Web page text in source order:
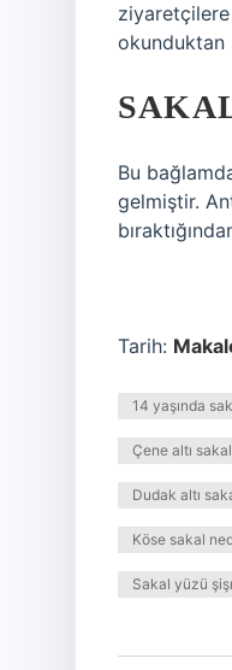
ziyaretçilere
okunduktan
Bu
gelmiştir.
Tarih:
14 yaşında
Çene altı
Dudak altı
Köse sakal
Sakal yüzü